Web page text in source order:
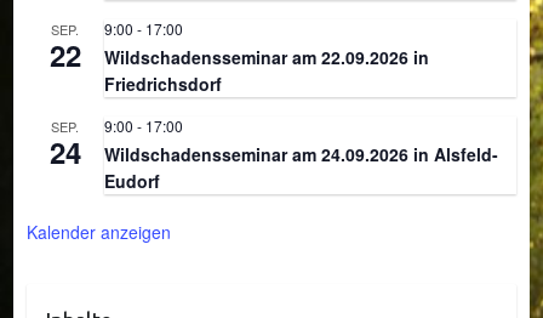
SEP.
22
9:00 - 17:00
Wildschadensseminar am 22.09.2026 in
Friedrichsdorf
SEP.
24
9:00 - 17:00
Wildschadensseminar am 24.09.2026 in Alsfeld-
Eudorf
Kalender anzeigen